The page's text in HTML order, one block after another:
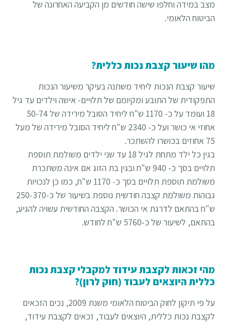
מצב במידה וחלפו שישה חודשים מן הקביעה האחרונה של
הביטוח הלאומי.
מהו שיעור קצבת נכות כללית?
שיעור קצבת הנכות ליחיד משתנה בעיקר משיעור הנכות
התפקודית של התובע ומקיומם של תלויים- אישה וילדים עד גיל
18 ועומד על כ- 1170 ש"ח ליחיד הסובל מירידה של 50-74
אחוזי אי כושר ועל כ- 2340 ש"ח ליחיד הסובל מירידה של מעל
75 אחוזים בכושרו להשתכר.
בגין כל ילד מתחת לגיל 18 עד שני ילדים משולמת תוספת
תלויים בסך כ- 940 ש"ח ובגין בת הזוג אם אינה משתכרת
משולמת תוספת תלויים בסך כ- 1170 ש"ח, כמו כן לנכויות
גבוהות משולמת קצבה חודשית נוספת בשיעור של כ-250-370
ש"ח בהתאם לדרגת אי הכושר. הקצבה החודשית עשויה להגיע,
בהתאם, לשיעור של כ-5760 ש"ח לחודש.
מהי זכאות לקצבת עידוד למקבלי קצבת נכות
כללית היוצאים לעבוד (חוק לרון)?
על פי תיקון לחוק הביטוח הלאומי משנת 2009, נכים הזכאים
לקצבת נכות כללית, היוצאים לעבוד, זכאים לקצבת עידוד,